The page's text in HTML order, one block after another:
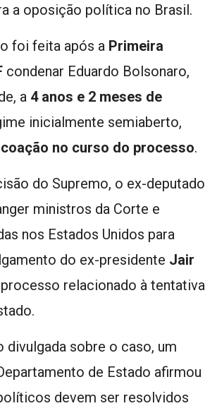
a oposição política no Brasil.
foi feita após a Primeira
condenar Eduardo Bolsonaro,
a 4 anos e 2 meses de
inicialmente semiaberto,
coação no curso do processo.
do Supremo, o ex-deputado
ministros da Corte e
nos Estados Unidos para
do ex-presidente Jair
relacionado à tentativa
divulgada sobre o caso, um
de Estado afirmou
devem ser resolvidos